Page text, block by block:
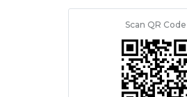
Scan QR Code